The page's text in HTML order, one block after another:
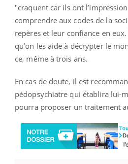
"craquent car ils ont
comprendre aux codes de la
repères et leur confiance en
qu’on les aide à décrypter le
ce, même à trois ans.
En cas de doute, il est
pédopsychiatre qui établira lui-
pourra proposer un traitement